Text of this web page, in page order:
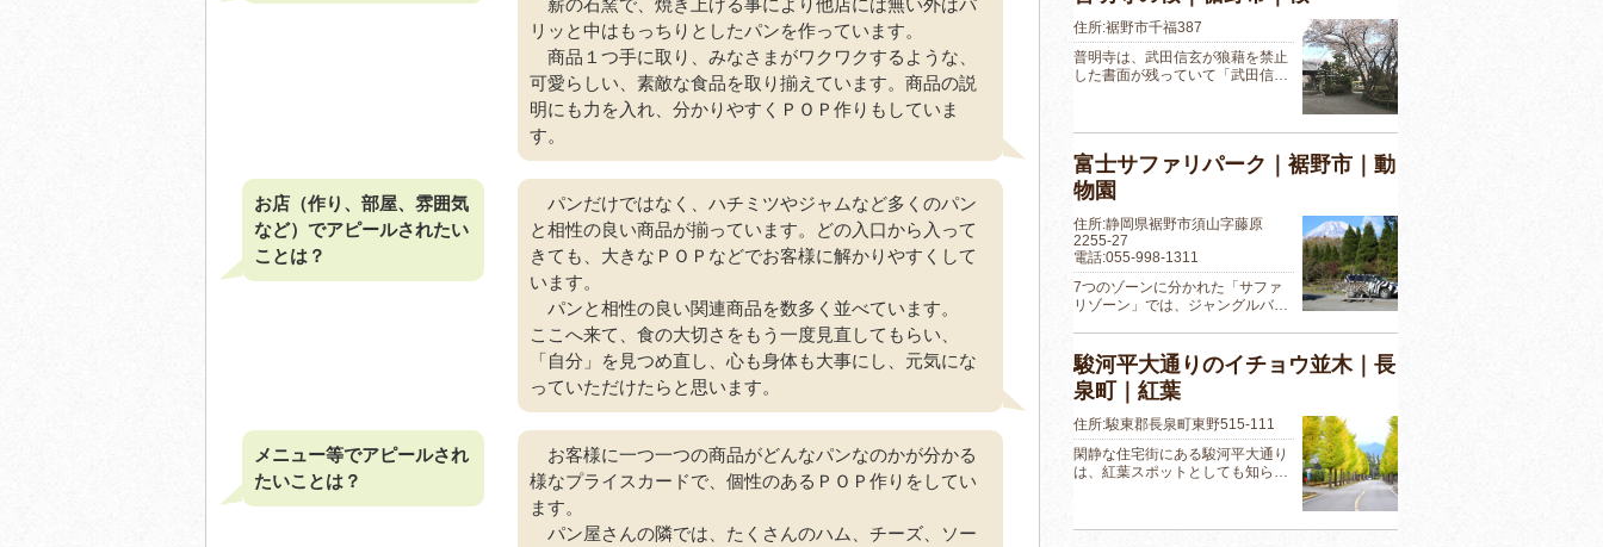
リッと中はもっちりとしたパンを作っています。
商品１つ手に取り、みなさまがワクワクするような、
可愛らしい、素敵な食品を取り揃えています。商品の説
明にも力を入れ、分かりやすくＰＯＰ作りもしていま
す。
お店（作り、部屋、雰囲気
など）でアピールされたい
ことは？
パンだけではなく、ハチミツやジャムなど多くのパン
と相性の良い商品が揃っています。どの入口から入って
きても、大きなＰＯＰなどでお客様に解かりやすくして
います。
パンと相性の良い関連商品を数多く並べています。
ここへ来て、食の大切さをもう一度見直してもらい、
「自分」を見つめ直し、心も身体も大事にし、元気にな
っていただけたらと思います。
メニュー等でアピールされ
たいことは？
お客様に一つ一つの商品がどんなパンなのかが分かる
様なプライスカードで、個性のあるＰＯＰ作りをしてい
ます。
パン屋さんの隣では、たくさんのハム、チーズ、ソー
住所:裾野市千福387
普明寺は、武田信玄が狼藉を禁止
した書面が残っていて「武田信…
富士サファリパーク｜裾野市｜動
物園
住所:静岡県裾野市須山字藤原
2255-27
電話:055-998-1311
7つのゾーンに分かれた「サファ
リゾーン」では、ジャングルバ…
駿河平大通りのイチョウ並木｜長
泉町｜紅葉
住所:駿東郡長泉町東野515-111
閑静な住宅街にある駿河平大通り
は、紅葉スポットとしても知ら…